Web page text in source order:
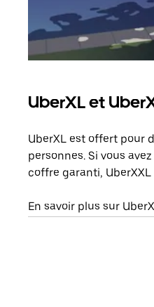
UberXL et
UberXL est offert pour
personnes. Si vous
coffre garanti,
En savoir plus sur